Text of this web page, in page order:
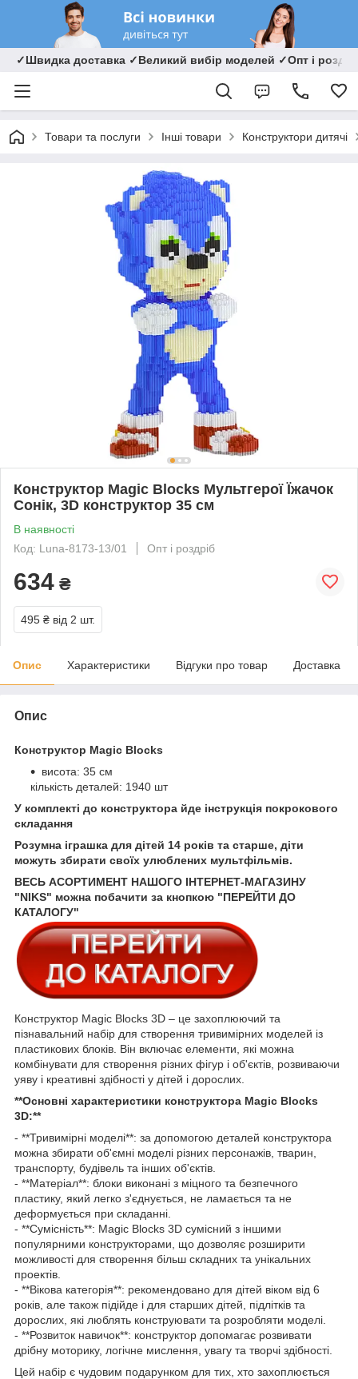
✓Швидка доставка ✓Великий вибір моделей ✓Опт і
Товари та послуги Інші товари Конструктори дитячі
Конструктор Magic Blocks Мультгерої Їжачок
Сонік, 3D конструктор 35 см
В наявності
Код: Luna-8173-13/01
Опт і роздріб
634 ₴
495 ₴ від 2 шт.
Опис Характеристики Відгуки про товар Доставка
Опис
Конструктор Magic Blocks
висота: 35 см
кількість деталей: 1940 шт
У комплекті до конструктора йде інструкція покрокового
складання
Розумна іграшка для дітей 14 років та старше, діти
можуть збирати своїх улюблених мультфільмів.
ВЕСЬ АСОРТИМЕНТ НАШОГО ІНТЕРНЕТ-МАГАЗИНУ
"NIKS" можна побачити за кнопкою "ПЕРЕЙТИ ДО
КАТАЛОГУ"
Конструктор Magic Blocks 3D – це захоплюючий та
пізнавальний набір для створення тривимірних моделей із
пластикових блоків. Він включає елементи, які можна
комбінувати для створення різних фігур і об'єктів, розвиваючи
уяву і креативні здібності у дітей і дорослих.
**Основні характеристики конструктора Magic Blocks
3D:**
- **Тривимірні моделі**: за допомогою деталей конструктора
можна збирати об'ємні моделі різних персонажів, тварин,
транспорту, будівель та інших об'єктів.
- **Матеріал**: блоки виконані з міцного та безпечного
пластику, який легко з'єднується, не ламається та не
деформується при складанні.
- **Сумісність**: Magic Blocks 3D сумісний з іншими
популярними конструкторами, що дозволяє розширити
можливості для створення більш складних та унікальних
проектів.
- **Вікова категорія**: рекомендовано для дітей віком від 6
років, але також підійде і для старших дітей, підлітків та
дорослих, які люблять конструювати та розробляти моделі.
- **Розвиток навичок**: конструктор допомагає розвивати
дрібну моторику, логічне мислення, увагу та творчі здібності.
Цей набір є чудовим подарунком для тих, хто захоплюється